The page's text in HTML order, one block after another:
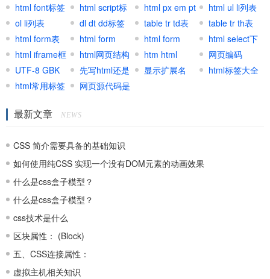
签
签区别
元素
签
html font标签
html script标
签
html px em pt
网页单位
html ul li列表
ol li列表
dl dt dd标签
组
table tr td表
格
table tr th表
格
html form表
单
html form
input
html form
textarea文本
区域
html select下
拉与跳转
(Html select)
html iframe框
架
html网页结构
htm html
shtml区别用
网页编码
charset
UTF-8 GBK
UTF8
联系
先写html还是
先写CSS
显示扩展名
html标签大全
html常用标签
网页源代码是
最新文章 NEWS
CSS 简介需要具备的基础知识
如何使用纯CSS 实现一个没有DOM元素的动画效果
什么是css盒子模型？
什么是css盒子模型？
css技术是什么
区块属性： (Block)
五、CSS连接属性：
虚拟主机相关知识